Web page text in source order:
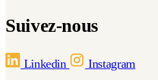
Suivez-nous
Linkedin Instagram